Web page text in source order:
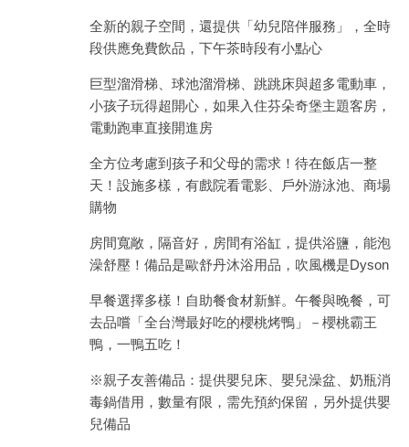
全新的親子空間，還提供「幼兒陪伴服務」，全時
段供應免費飲品，下午茶時段有小點心
巨型溜滑梯、球池溜滑梯、跳跳床與超多電動車，
小孩子玩得超開心，如果入住芬朵奇堡主題客房，
電動跑車直接開進房
全方位考慮到孩子和父母的需求！待在飯店一整
天！設施多樣，有戲院看電影、戶外游泳池、商場
購物
房間寬敞，隔音好，房間有浴缸，提供浴鹽，能泡
澡舒壓！備品是歐舒丹沐浴用品，吹風機是Dyson
早餐選擇多樣！自助餐食材新鮮。午餐與晚餐，可
去品嚐「全台灣最好吃的櫻桃烤鴨」－櫻桃霸王
鴨，一鴨五吃！
※親子友善備品：提供嬰兒床、嬰兒澡盆、奶瓶消
毒鍋借用，數量有限，需先預約保留，另外提供嬰
兒備品